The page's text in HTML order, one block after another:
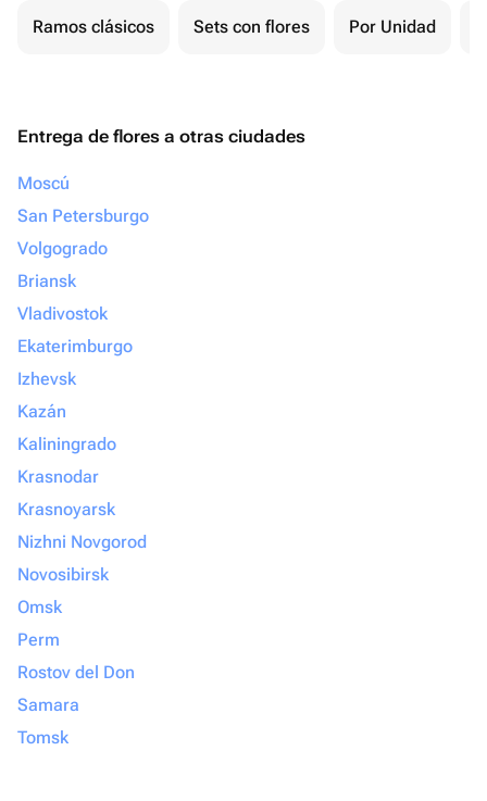
Ramos clásicos Sets con flores Por Unidad
Entrega de flores a otras ciudades
Moscú
San Petersburgo
Volgogrado
Briansk
Vladivostok
Ekaterimburgo
Izhevsk
Kazán
Kaliningrado
Krasnodar
Krasnoyarsk
Nizhni Novgorod
Novosibirsk
Omsk
Perm
Rostov del Don
Samara
Tomsk